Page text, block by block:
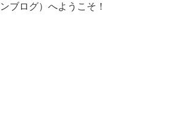
ブログ）へようこそ！